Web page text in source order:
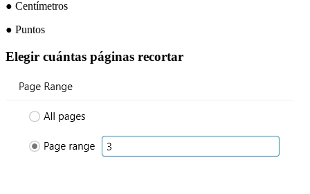
● Centímetros
● Puntos
Elegir cuántas páginas recortar